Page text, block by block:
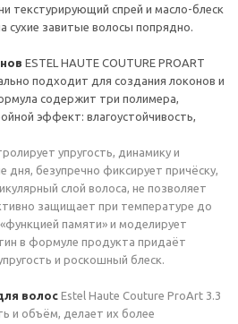
текстурирующий спрей и масло-блеск
сухие завитые волосы попрядно.
ESTEL HAUTE COUTURE PROART
подходит для создания локонов и
содержит три полимера,
эффект: влагоустойчивость,
упругость, динамику и
дня, безупречно фиксирует причёску,
слой волоса, не позволяет
защищает при температуре до
памяти» и моделирует
в формуле продукта придаёт
и роскошный блеск.
волос Estel Haute Couture ProArt 3.3
и объём, делает их более